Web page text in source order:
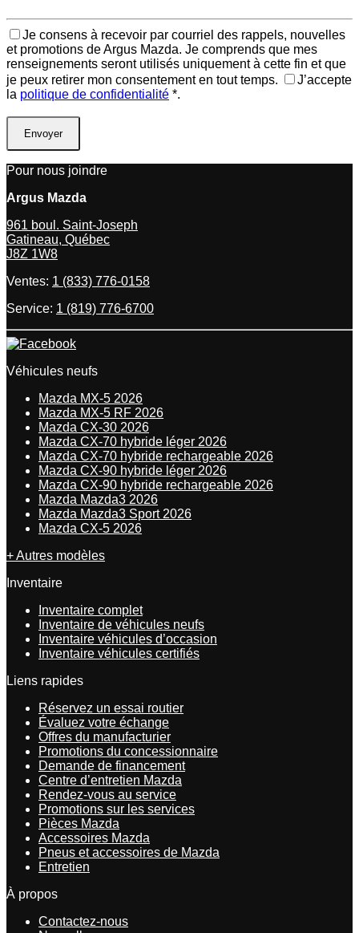
Je consens à recevoir par courriel des rappels, nouvelles
et promotions de Argus Mazda. Je comprends que mes
renseignements seront utilisés uniquement à cette fin et que
je peux retirer mon consentement en tout temps.
J’accepte
la politique de confidentialité *.
Pour nous joindre
Argus Mazda
961 boul. Saint-Joseph
Gatineau, Québec
J8Z 1W8
Ventes: 1 (833) 776-0158
Service: 1 (819) 776-6700
Véhicules neufs
Mazda MX-5 2026
Mazda MX-5 RF 2026
Mazda CX-30 2026
Mazda CX-70 hybride léger 2026
Mazda CX-70 hybride rechargeable 2026
Mazda CX-90 hybride léger 2026
Mazda CX-90 hybride rechargeable 2026
Mazda Mazda3 2026
Mazda Mazda3 Sport 2026
Mazda CX-5 2026
+ Autres modèles
Inventaire
Inventaire complet
Inventaire de véhicules neufs
Inventaire véhicules d’occasion
Inventaire véhicules certifiés
Liens rapides
Réservez un essai routier
Évaluez votre échange
Offres du manufacturier
Promotions du concessionnaire
Demande de financement
Centre d’entretien Mazda
Rendez-vous au service
Promotions sur les services
Pièces Mazda
Accessoires Mazda
Pneus et accessoires de Mazda
Entretien
À propos
Contactez-nous